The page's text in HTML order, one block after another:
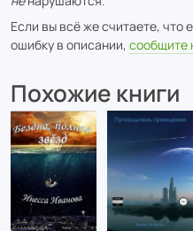
Если вы всё же считаете, что
ошибку в описании, сообщите
Похожие книги